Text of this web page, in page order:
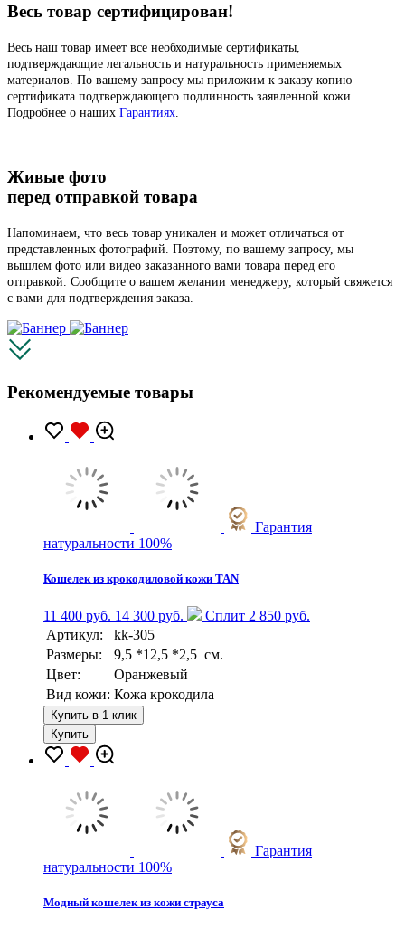
Весь товар сертифицирован!
Весь наш товар имеет все необходимые сертификаты,
подтверждающие легальность и натуральность применяемых
материалов. По вашему запросу мы приложим к заказу копию
сертификата подтверждающего подлинность заявленной кожи.
Подробнее о наших Гарантиях
Живые фото
перед отправкой товара
Напоминаем, что весь товар уникален и может отличаться от
представленных фотографий. Поэтому, по вашему запросу, мы
вышлем фото или видео заказанного вами товара перед его
отправкой. Сообщите о вашем желании менеджеру, который свяжется
с вами для подтверждения заказа.
Рекомендуемые товары
Гарантия
натуральности 100%
Кошелек из крокодиловой кожи TAN
11 400 руб. 14 300 руб.
Сплит 2 850 руб.
Артикул:
kk-305
Размеры:
9,5 *12,5 *2,5 см.
Цвет:
Оранжевый
Вид кожи: Кожа крокодила
Купить в 1 клик
Купить
Гарантия
натуральности 100%
Модный кошелек из кожи страуса